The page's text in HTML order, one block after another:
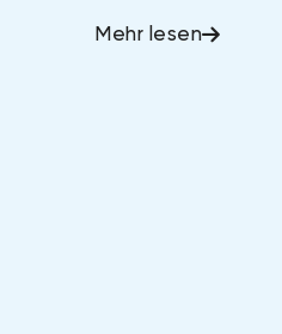
Mehr lesen